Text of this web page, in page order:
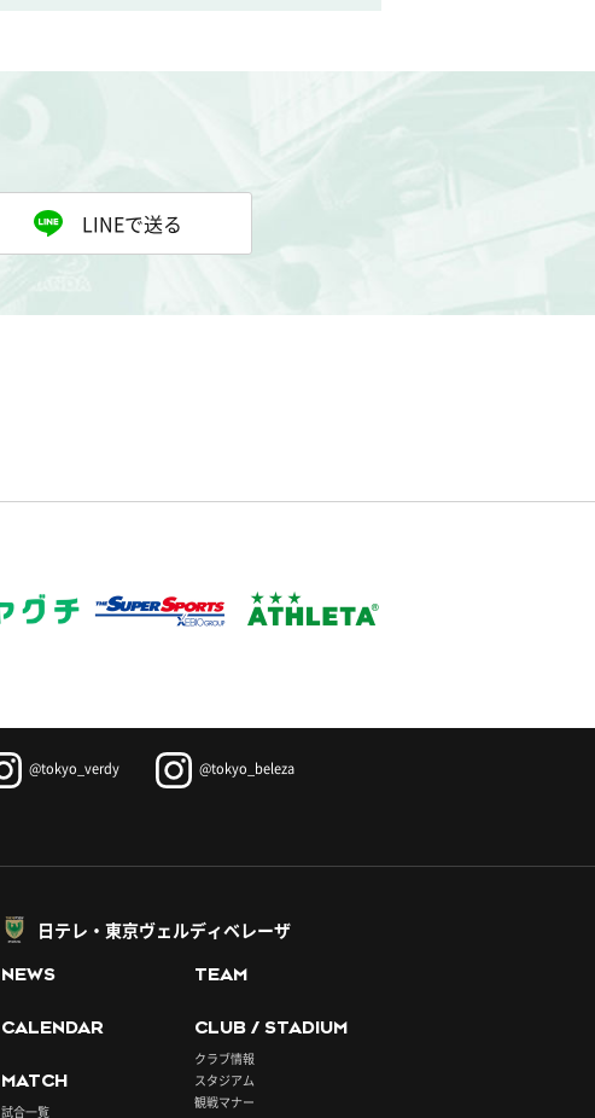
LINEで送る
@tokyo_verdy @tokyo_beleza
日テレ・東京ヴェルディベレーザ
NEWS
CALENDAR
MATCH
試合一覧
TEAM
CLUB / STADIUM
クラブ情報
スタジアム
観戦マナー